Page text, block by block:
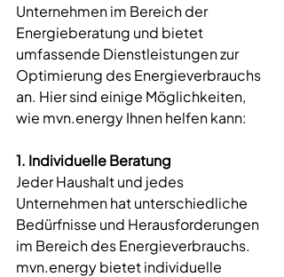
Unternehmen im Bereich der
Energieberatung und bietet
umfassende Dienstleistungen zur
Optimierung des Energieverbrauchs
an. Hier sind einige Möglichkeiten,
wie mvn.energy Ihnen helfen kann:
1. Individuelle Beratung
Jeder Haushalt und jedes
Unternehmen hat unterschiedliche
Bedürfnisse und Herausforderungen
im Bereich des Energieverbrauchs.
mvn.energy bietet individuelle